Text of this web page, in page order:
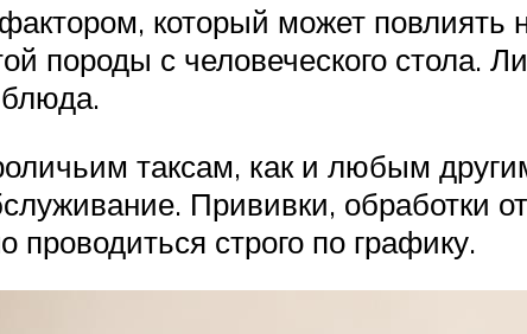
который может повлиять
породы с человеческого стола.
таксам, как и любым
Прививки, обработки
строго по графику.